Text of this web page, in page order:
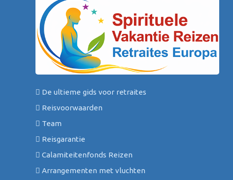
De ultieme gids voor retraites
Reisvoorwaarden
Team
Reisgarantie
Calamiteitenfonds Reizen
Arrangementen met vluchten